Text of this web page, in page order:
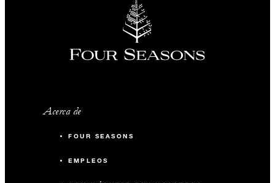
Acerca de
FOUR SEASONS
EMPLEOS